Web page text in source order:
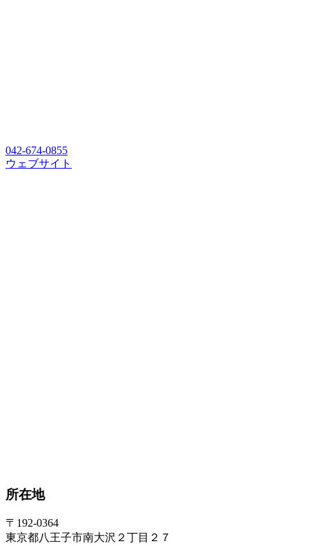
042-674-0855
ウェブサイト
所在地
〒192-0364
東京都八王子市南大沢２丁目２７